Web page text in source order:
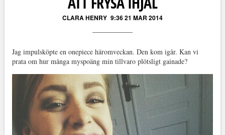
CLARA HENRY 9:36 21 MAR 2014
Jag impulsköpte en onepiece häromveckan. Den kom igår. Kan vi
prata om hur många myspoäng min tillvaro plötsligt gainade?